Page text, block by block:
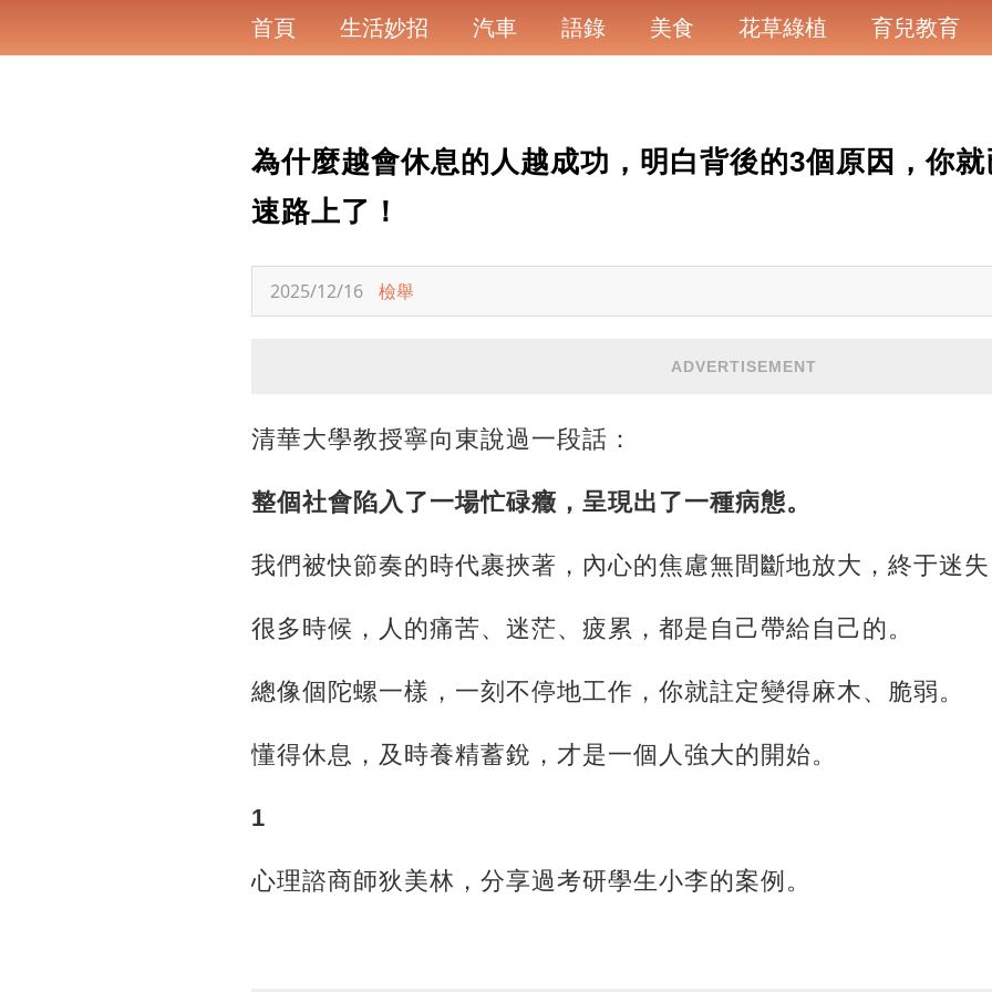
首頁 生活妙招 汽車 語錄 美食 花草綠植 育兒教育
為什麼越會休息的人越成功，明白背後的3個原因，你
速路上了！
2025/12/16 檢舉
ADVERTISEMENT
清華大學教授寧向東說過一段話：
整個社會陷入了一場忙碌癥，呈現出了一種病態。
我們被快節奏的時代裹挾著，內心的焦慮無間斷地放大，終于迷
很多時候，人的痛苦、迷茫、疲累，都是自己帶給自己的。
總像個陀螺一樣，一刻不停地工作，你就註定變得麻木、脆弱。
懂得休息，及時養精蓄銳，才是一個人強大的開始。
1
心理諮商師狄美林，分享過考研學生小李的案例。